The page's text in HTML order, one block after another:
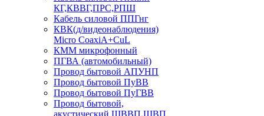
КГ,КВВГ,ПРС,РПШ
Кабель силовой ППГнг
КВК(д/видеонаблюдения)
Micro CoaxiA+CuL
КММ микрофонный
ПГВА (автомобильный)
Провод бытовой АПУНП
Провод бытовой ПуВВ
Провод бытовой ПуГВВ
Провод бытовой,